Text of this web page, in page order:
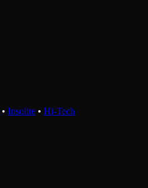
• Insolite • Hi-Tech